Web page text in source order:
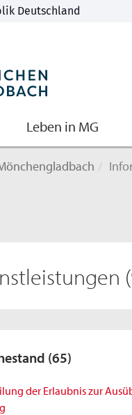
Leben in MG
(65)
der Erlaubnis zur